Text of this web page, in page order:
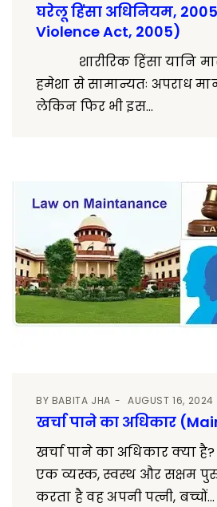
घरेलू हिंसा अधिनियम,
Violence Act, 2005)
शारीरिक हिंसा यानि
हमेशा से सामान्यतः अपराध
लेकिन फिर भी इस...
BY BABITA JHA AUGUST 16, 2024
खर्चा पाने का अधिकार
खर्चा पाने का अधिकार क्या
एक व्यस्क, स्वस्थ और सक्षम
करता है वह अपनी पत्नी, बच्चों...